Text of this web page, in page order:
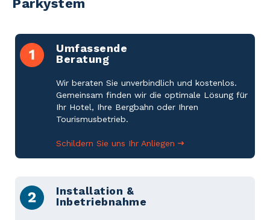
Parkystem
Umfassende
Beratung
Wir beraten Sie unverbindlich und kostenlos.
Gemeinsam finden wir die optimale Lösung für
Ihr Hotel, Ihre Bergbahn oder Ihren
Tourismusbetrieb.
Schildern Sie uns Ihr Anliegen
Installation &
Inbetriebnahme